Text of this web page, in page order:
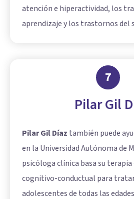
atención e hiperactividad, los
aprendizaje y los trastornos del
7
Pilar Gil
Pilar Gil Díaz también puede
en la Universidad Autónoma de
psicóloga clínica basa su terapia
cognitivo-conductual para
adolescentes de todas las